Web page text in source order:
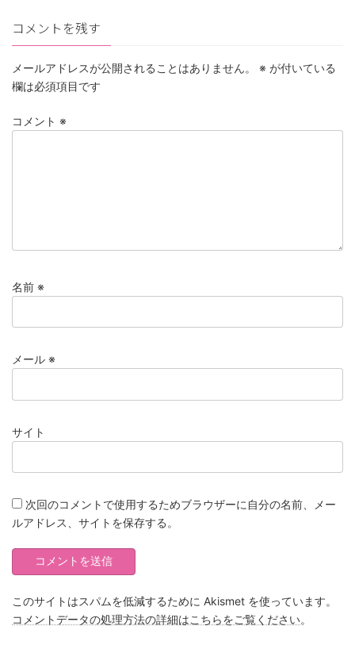
コメントを残す
メールアドレスが公開されることはありません。 ※ が付いている
欄は必須項目です
コメント ※
名前 ※
メール ※
サイト
次回のコメントで使用するためブラウザーに自分の名前、メー
ルアドレス、サイトを保存する。
このサイトはスパムを低減するために Akismet を使っています。
コメントデータの処理方法の詳細はこちらをご覧ください。